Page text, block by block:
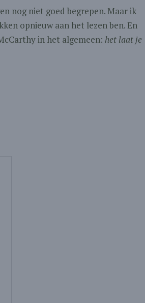
nog niet goed begrepen. Maar ik
opnieuw aan het lezen ben. En
in het algemeen: het laat je